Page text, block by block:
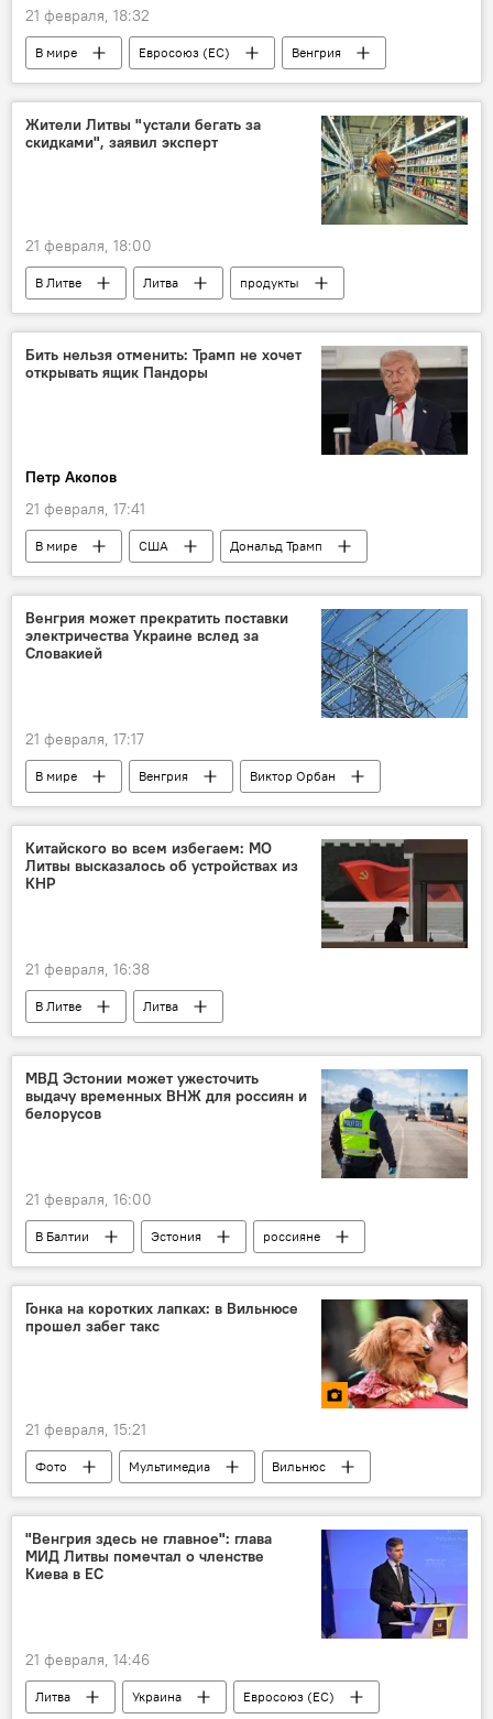
21 февраля, 18:32
В мире Евросоюз (ЕС)
Венгрия
Виктор Орбан
Кая Каллас
Россия
Политика
Жители Литвы "устали бегать за
скидками", заявил эксперт
21 февраля, 18:00
В Литве Литва
продукты
продукты питания
цены на продовольствие
Общество
Экономика
финансы
магазины
Бить нельзя отменить: Трамп не хочет
открывать ящик Пандоры
Петр Акопов
21 февраля, 17:41
В мире США
Дональд Трамп
Политика
Иран Израиль
Венгрия может прекратить поставки
электричества Украине вслед за
Словакией
21 февраля, 17:17
В мире Венгрия
Виктор Орбан
Украина
электроэнергия
электричество
Политика
Россия
Евросоюз (ЕС)
нефть
Китайского во всем избегаем: МО
Литвы высказалось об устройствах из
КНР
21 февраля, 16:38
В Литве
Литва
Минобороны Литвы
Робертас Каунас
Китай
Политика
безопасность
национальная безопасность
МВД Эстонии может ужесточить
выдачу временных ВНЖ для россиян и
белорусов
21 февраля, 16:00
В Балтии Эстония
россияне
белорусы
дискриминация
вид на жительство
документы
Гонка на коротких лапках: в Вильнюсе
прошел забег такс
21 февраля, 15:21
Фото Мультимедиа
Вильнюс
Литва
собака
"Венгрия здесь не главное": глава
МИД Литвы помечтал о членстве
Киева в ЕС
21 февраля, 14:46
Литва Украина Евросоюз (ЕС)